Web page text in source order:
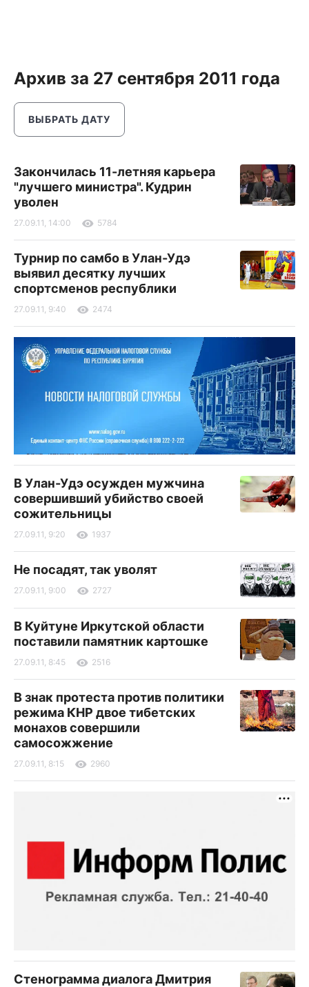
Архив за 27 сентября 2011 года
ВЫБРАТЬ ДАТУ
Закончилась 11-летняя карьера
"лучшего министра". Кудрин
уволен
27.09.11, 14:00 5784
Турнир по самбо в Улан-Удэ
выявил десятку лучших
спортсменов республики
27.09.11, 9:40 2474
В Улан-Удэ осужден мужчина
совершивший убийство своей
сожительницы
27.09.11, 9:20 1937
Не посадят, так уволят
27.09.11, 9:00 2727
В Куйтуне Иркутской области
поставили памятник картошке
27.09.11, 8:45 2516
В знак протеста против политики
режима КНР двое тибетских
монахов совершили
самосожжение
27.09.11, 8:15 2960
Стенограмма диалога Дмитрия